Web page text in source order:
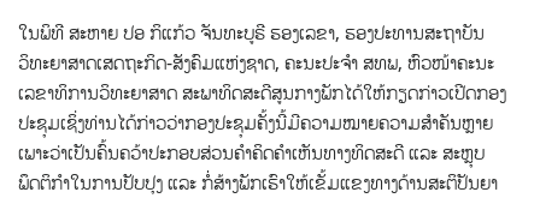
ໃນພິທີ ສະຫາຍ ປອ ກິແກ້ວ ຈັນທະບູຣີ ຮອງເລຂາ, ຮອງປະທານສະຖາບັນ
ວິທະຍາສາດເສດຖະກິດ-ສັງຄົມແຫ່ງຊາດ, ຄະນະປະຈຳ ສທພ, ຫົວໜ້າຄະນະ
ເລຂາທິການວິທະຍາສາດ ສະພາທິດສະດີສູນກາງພັກໄດ້ໃຫ້ກຽດກ່າວເປີດກອງ
ປະຊຸມເຊິ່ງທ່ານໄດ້ກ່າວວ່າກອງປະຊຸມຄັ້ງນີ້ມີຄວາມໝາຍຄວາມສຳຄັນຫຼາຍ
ເພາະວ່າເປັນຄົ້ນຄວ້າປະກອບສ່ວນຄຳຄິດຄຳເຫັນທາງທິດສະດີ ແລະ ສະຫຼຸບ
ພຶດຕິກຳໃນການປັບປຸງ ແລະ ກໍ່ສ້າງພັກເຮົາໃຫ້ເຂັ້ມແຂງທາງດ້ານສະຕິປັນຍາ